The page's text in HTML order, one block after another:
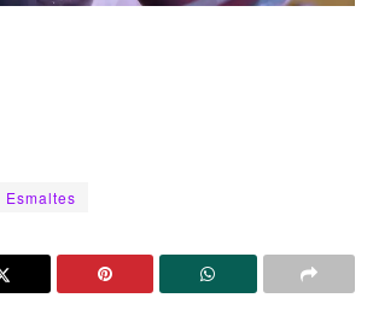
Esmaltes